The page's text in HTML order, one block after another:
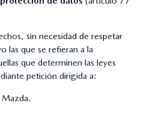
sin necesidad de respetar
las que se refieran a la
que determinen las leyes
petición dirigida a: